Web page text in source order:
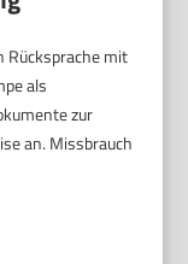
Rücksprache mit
als
zur
an. Missbrauch